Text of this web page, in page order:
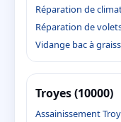
Réparation de
Réparation de
Vidange bac à
Troyes (10000)
Assainissement